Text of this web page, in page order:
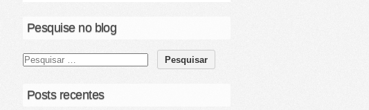
Pesquise no blog
Posts recentes